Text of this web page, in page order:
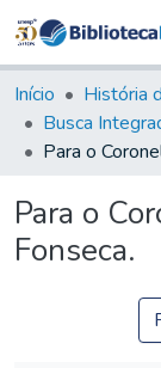
Início História
Busca
Para o
Fonseca.